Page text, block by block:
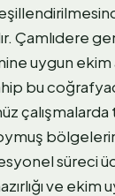
Çamlıdere
uygun
bu
süreci
ve